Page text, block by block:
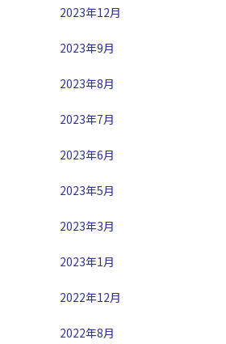
2023年12月
2023年9月
2023年8月
2023年7月
2023年6月
2023年5月
2023年3月
2023年1月
2022年12月
2022年8月